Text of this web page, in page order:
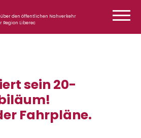
über den öffentlichen Nahverkehr
Region Liberec
sein 20-
Fahrpläne.